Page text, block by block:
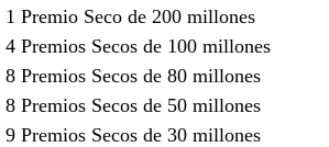
1 Premio Seco de 200 millones
4 Premios Secos de 100 millones
8 Premios Secos de 80 millones
8 Premios Secos de 50 millones
9 Premios Secos de 30 millones